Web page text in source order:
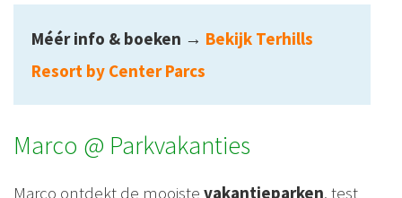
Méér info & boeken → Bekijk Terhills
Resort by Center Parcs
Marco @ Parkvakanties
Marco ontdekt de mooiste vakantieparken, test